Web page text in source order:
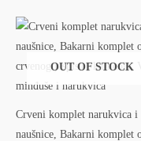
OUT OF STOCK
Crveni komplet narukvica i
naušnice, Bakarni komplet